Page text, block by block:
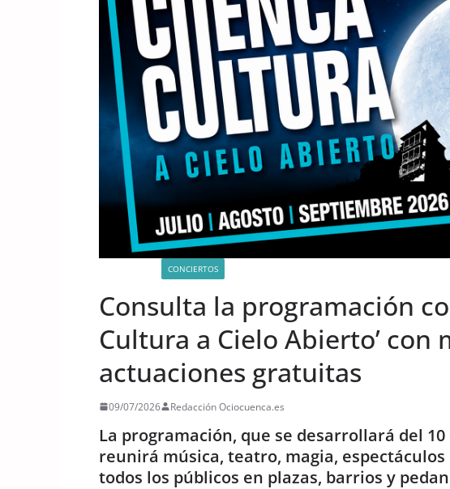
CONCIERTOS
Consulta la programación
Cultura a Cielo Abierto’ con
actuaciones gratuitas
09/07/2026 Redacción Ociocuenca.es
La programación, que se desarrollará del
reunirá música, teatro, magia,
todos los públicos en plazas, barrios y